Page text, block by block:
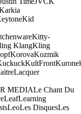
Kid
Kitty-
KlangKling
KorovaKozmik
KultFront
Lacquer
MEDIALe Chant Du
LeafLearning
LeoLes DisquesLes